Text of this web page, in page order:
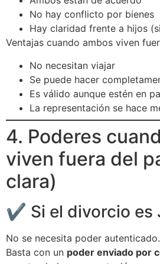
No hay conflicto por bienes
Hay claridad frente a hijos
Ventajas cuando ambos viven
No necesitan viajar
Se puede hacer
Es válido aunque estén en
La representación se hace
4. Poderes
viven fuera del
clara)
✔️ Si el divorcio es
No se necesita poder autenticado.
Basta con un poder enviado por